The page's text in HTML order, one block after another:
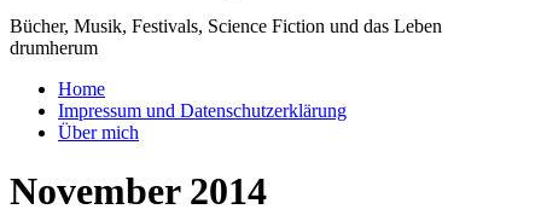
Bücher, Musik, Festivals, Science Fiction und das Leben
drumherum
Home
Impressum und Datenschutzerklärung
Über mich
November 2014